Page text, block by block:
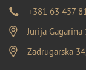
+381 63 457
Jurija
Zadrugarska